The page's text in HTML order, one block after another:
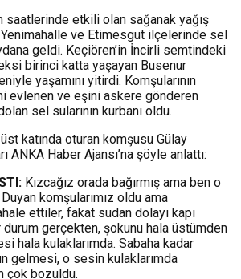
saatlerinde etkili olan sağanak yağış
ve Etimesgut ilçelerinde sel
geldi. Keçiören’in İncirli semtindeki
birinci katta yaşayan Busenur
yaşamını yitirdi. Komşularının
evlenen ve eşini askere gönderen
sel sularının kurbanı oldu.
katında oturan komşusu Gülay
ANKA Haber Ajansı’na şöyle anlattı:
Kızcağız orada bağırmış ama ben o
komşularımız oldu ama
ettiler, fakat sudan dolayı kapı
durum gerçekten, şokunu hala üstümden
hala kulaklarımda. Sabaha kadar
gelmesi, o sesin kulaklarımda
çok bozuldu.